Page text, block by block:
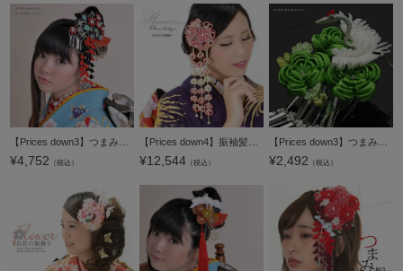
¥4,752 （税込） ¥12,544 （税込） ¥2,492 （税込）